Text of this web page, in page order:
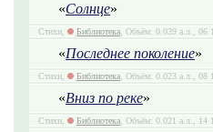
«Солнце»
Стихи, Библиотека, Объём: 0.039 а.л., 06
«Последнее поколение»
Стихи, Библиотека, Объём: 0.023 а.л., 08
«Вниз по реке»
Стихи, Библиотека, Объём: 0.021 а.л., 14